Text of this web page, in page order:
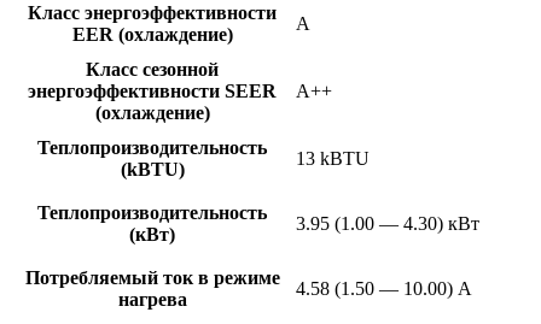
Класс энергоэффективности
EER (охлаждение)
A
Класс сезонной
энергоэффективности SEER
(охлаждение)
A++
Теплопроизводительность
(kBTU)
13 kBTU
Теплопроизводительность
(кВт)
3.95 (1.00 — 4.30) кВт
Потребляемый ток в режиме
нагрева
4.58 (1.50 — 10.00) А